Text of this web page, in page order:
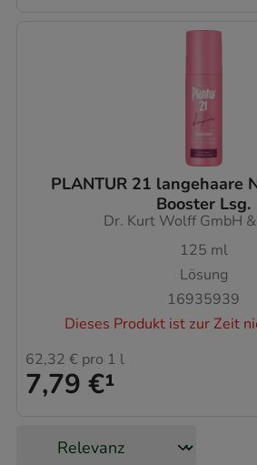
PLANTUR 21 langehaare
Booster Lsg.
Dr. Kurt Wolff GmbH &
125 ml
Lösung
16935939
Dieses Produkt ist zur Zeit
7,79 €¹
62,32 € pro 1 l